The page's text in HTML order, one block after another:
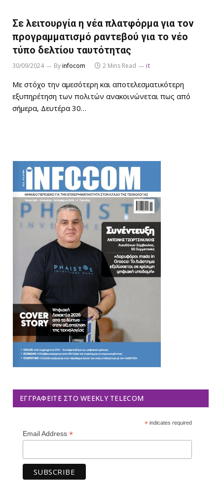
Σε λειτουργία η νέα πλατφόρμα για τον
προγραμματισμό ραντεβού για το νέο
τύπο δελτίου ταυτότητας
30/09/2024 Byinfocom 2 Mins Read it
Με στόχο την αμεσότερη και αποτελεσματικότερη
εξυπηρέτηση των πολιτών ανακοινώνεται πως από
σήμερα, Δευτέρα 30…
ΕΓΓΡΑΦΕΊΤΕ ΣΤΟ WEEKLY TELECOM
*indicates required
Email Address *